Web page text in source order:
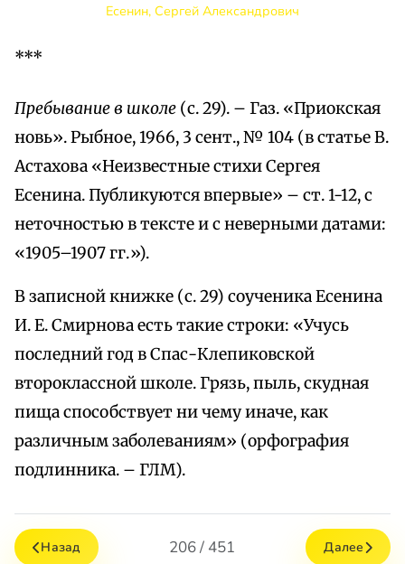
Есенин, Сергей Александрович
***
Пребывание в школе (с. 29). – Газ. «Приокская
новь». Рыбное, 1966, 3 сент., № 104 (в статье В.
Астахова «Неизвестные стихи Сергея
Есенина. Публикуются впервые» – ст. 1-12, с
неточностью в тексте и с неверными датами:
«1905–1907 гг.»).
В записной книжке (с. 29) соученика Есенина
И. Е. Смирнова есть такие строки: «Учусь
последний год в Спас-Клепиковской
второклассной школе. Грязь, пыль, скудная
пища способствует ни чему иначе, как
различным заболеваниям» (орфография
подлинника. – ГЛМ).
Назад 206 / 451 Далее